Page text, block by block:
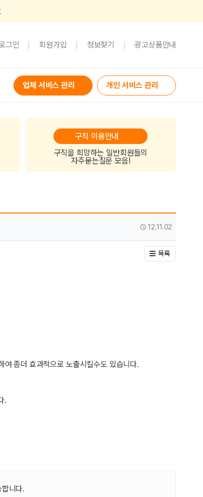
그인 회원가입 정보찾기 광고상품안내
업체 서비스 관리 개인 서비스 관리
구직 이용안내
구직을 희망하는 일반회원들의
자주묻는질문 모음!
작성일12.11.02
목록
좀더 효과적으로 노출시킬수도 있습니다.
.
니다.